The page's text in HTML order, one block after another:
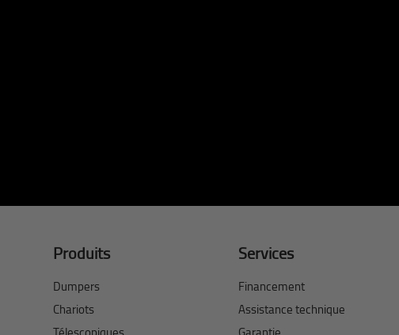
Produits
Dumpers
Chariots
Services
Financement
Assistance technique